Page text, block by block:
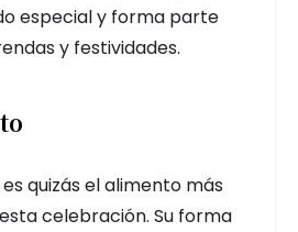
especial y forma parte
y festividades.
quizás el alimento más
celebración. Su forma